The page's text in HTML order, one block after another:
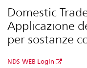
Domestic
Applicazione
per sostanze
NDS-WEB Login